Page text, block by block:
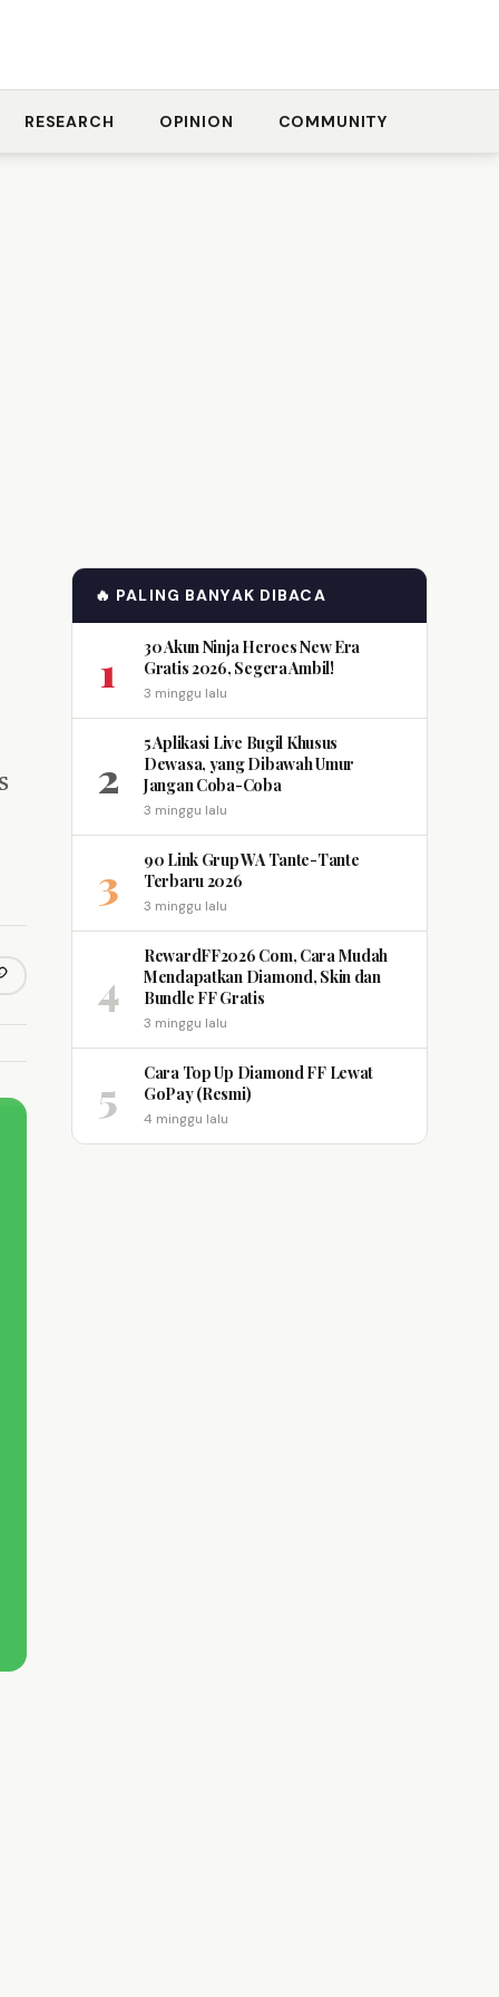
RESEARCH OPINION COMMUNITY
link
🔥 PALING BANYAK DIBACA
1
30 Akun Ninja Heroes New Era
Gratis 2026, Segera Ambil!
3 minggu lalu
2
5 Aplikasi Live Bugil Khusus
Dewasa, yang Dibawah Umur
Jangan Coba-Coba
3 minggu lalu
3
90 Link Grup WA Tante-Tante
Terbaru 2026
3 minggu lalu
4
RewardFF2026 Com, Cara Mudah
Mendapatkan Diamond, Skin dan
Bundle FF Gratis
3 minggu lalu
5
Cara Top Up Diamond FF Lewat
GoPay (Resmi)
4 minggu lalu